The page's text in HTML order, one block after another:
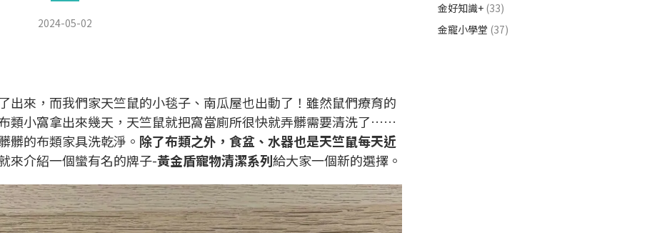
2024-05-02
出來，而我們家天竺鼠的小毯子、南瓜屋也出動了！雖然鼠們療育的
類小窩拿出來幾天，天竺鼠就把窩當廁所很快就弄髒需要清洗了……
髒的布類家具洗乾淨。 除了布類之外，食盆、水器也是天竺鼠每天近
來介紹一個蠻有名的牌子-黃金盾寵物清潔系列給大家一個新的選擇。
金好知識+ (33)
金寵小學堂 (37)